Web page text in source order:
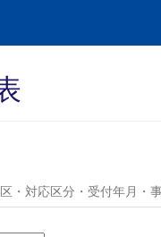
・対応区分・受付年月・